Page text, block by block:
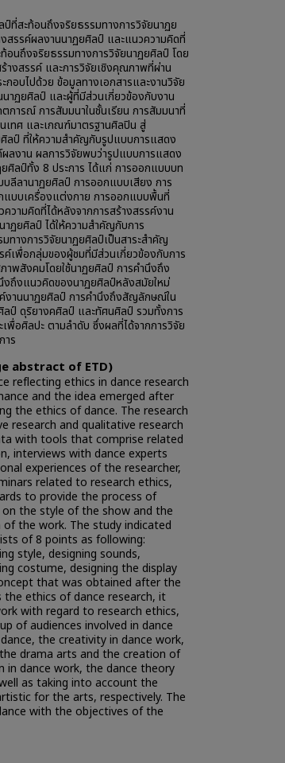
ที่สะท้อนถึงจริยธรรมทางการวิจัยนาฏย
สรรค์ผลงานนาฏยศิลป์ และแนวความคิดที่
อนถึงจริยธรรมทางการวิจัยนาฏยศิลป์ โดย
างสรรค์ และการวิจัยเชิงคุณภาพที่ผ่าน
กอบไปด้วย ข้อมูลทางเอกสารและงานวิจัย
าฏยศิลป์ และผู้ที่มีส่วนเกี่ยวข้องกับงาน
การณ์ การสัมมนาในชั้นเรียน การสัมมนาที่
เทศ และเกณฑ์มาตรฐานศิลปิน สู่
ลป์ ที่ให้ความสำคัญกับรูปแบบการแสดง
ลงาน ผลการวิจัยพบว่ารูปแบบการแสดง
ศิลป์ทั้ง 8 ประการ ได้แก่ การออกแบบบท
ลีลานาฏยศิลป์ การออกแบบเสียง การ
บบเครื่องแต่งกาย การออกแบบพื้นที่
ามคิดที่ได้หลังจากการสร้างสรรค์งาน
ฏยศิลป์ ได้ให้ความสำคัญกับการ
ทางการวิจัยนาฏยศิลป์เป็นสาระสำคัญ
เพื่อกลุ่มของผู้ชมที่มีส่วนเกี่ยวข้องกับการ
พสังคมโดยใช้นาฏยศิลป์ การคำนึงถึง
งถึงแนวคิดของนาฏยศิลป์หลังสมัยใหม่
งานนาฏยศิลป์ การคำนึงถึงสัญลักษณ์ใน
ป์ ดุริยางคศิลป์ และทัศนศิลป์ รวมทั้งการ
พื่อศิลปะ ตามลำดับ ซึ่งผลที่ได้จากการวิจัย
าร
abstract of ETD)
reflecting ethics in dance research
and the idea emerged after
the ethics of dance. The research
research and qualitative research
with tools that comprise related
interviews with dance experts
experiences of the researcher,
related to research ethics,
to provide the process of
the style of the show and the
the work. The study indicated
of 8 points as following:
style, designing sounds,
costume, designing the display
that was obtained after the
ethics of dance research, it
with regard to research ethics,
of audiences involved in dance
the creativity in dance work,
drama arts and the creation of
in dance work, the dance theory
as taking into account the
for the arts, respectively. The
with the objectives of the